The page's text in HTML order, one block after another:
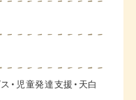
・児童発達支援・天白